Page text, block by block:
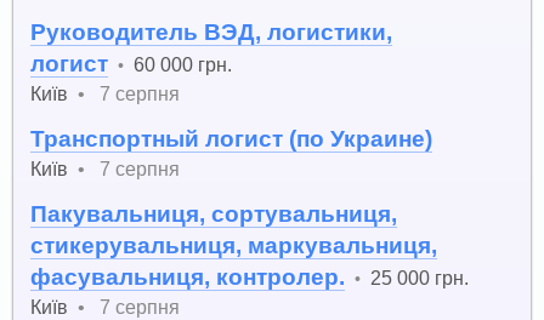
Руководитель ВЭД, логистики,
логист •60 000 грн.
Київ • 7 серпня
Транспортный логист (по Украине)
Київ • 7 серпня
Пакувальниця, сортувальниця,
стикерувальниця, маркувальниця,
фасувальниця, контролер. • 25 000 грн.
Київ •
7 серпня